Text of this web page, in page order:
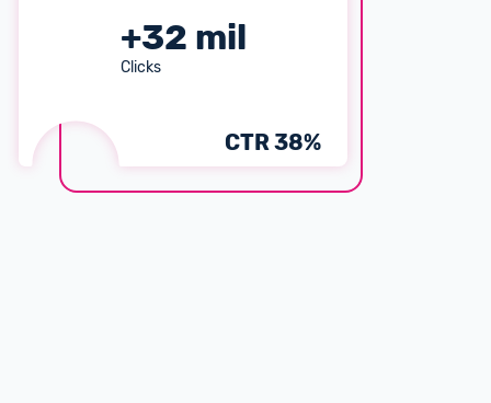
+32 mil
Clicks
CTR38%